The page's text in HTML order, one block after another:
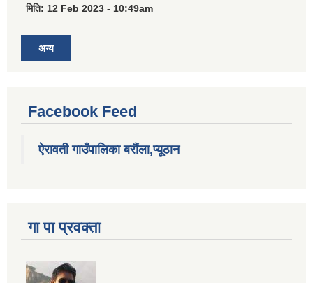
मिति: 12 Feb 2023 - 10:49am
अन्य
Facebook Feed
ऐरावती गाउँपालिका बरौंला,प्यूठान
गा पा प्रवक्ता